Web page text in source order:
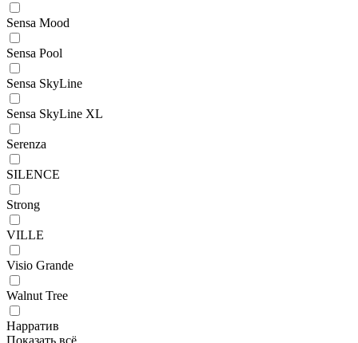
Sensa Mood
Sensa Pool
Sensa SkyLine
Sensa SkyLine XL
Serenza
SILENCE
Strong
VILLE
Visio Grande
Walnut Tree
Нарратив
Показать всё